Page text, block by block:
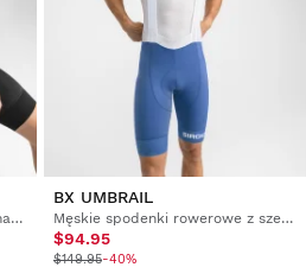
Męskie spodenki rowerowe z materiałów z recyklingu
BX UMBRAIL
Męskie spodenki rowerowe z szelkami
$94.95
$149.95-40%